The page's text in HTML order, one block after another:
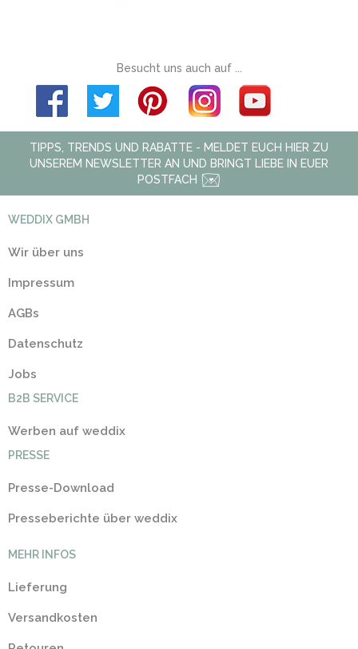
Besucht uns auch auf ...
TIPPS, TRENDS UND RABATTE - MELDET EUCH HIER ZU
UNSEREM NEWSLETTER AN UND BRINGT LIEBE IN EUER
POSTFACH
WEDDIX GMBH
Wir über uns
Impressum
AGBs
Datenschutz
Jobs
B2B SERVICE
Werben auf weddix
PRESSE
Presse-Download
Presseberichte über weddix
MEHR INFOS
Lieferung
Versandkosten